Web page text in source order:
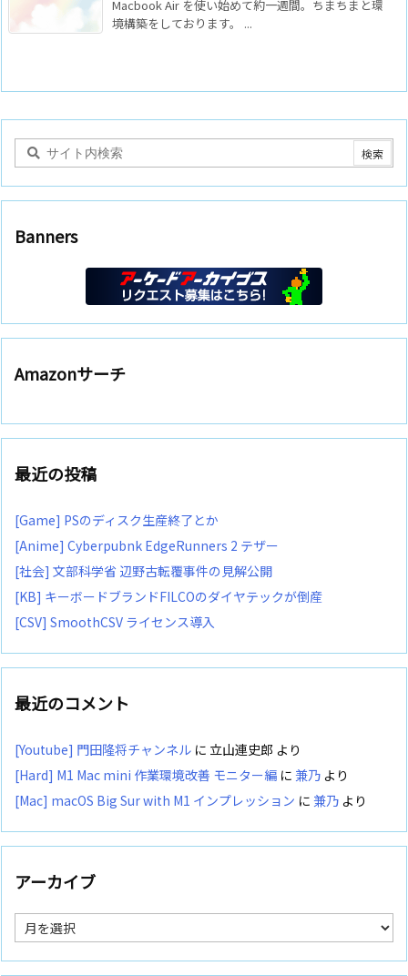
Macbook Air を使い始めて約一週間。ちまちまと環
境構築をしております。 ...
Banners
Amazonサーチ
最近の投稿
[Game] PSのディスク生産終了とか
[Anime] Cyberpubnk EdgeRunners 2 テザー
[社会] 文部科学省 辺野古転覆事件の見解公開
[KB] キーボードブランドFILCOのダイヤテックが倒産
[CSV] SmoothCSV ライセンス導入
最近のコメント
[Youtube] 門田隆将チャンネル に 立山連史郎 より
[Hard] M1 Mac mini 作業環境改善 モニター編 に 兼乃 より
[Mac] macOS Big Sur with M1 インプレッション に 兼乃 より
アーカイブ
ア
ー
カ